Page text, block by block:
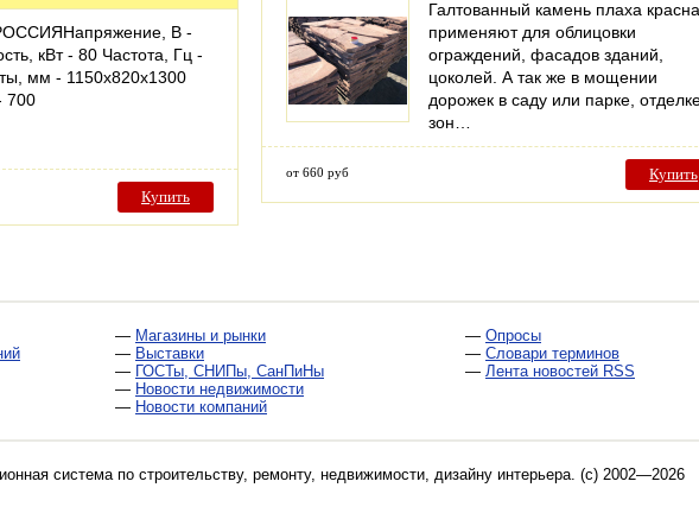
В -
кВт - 80 Частота, Гц -
мм - 1150х820х1300
700
Купить
Галтованный камень плаха
применяют для облицовки
ограждений, фасадов зданий,
цоколей. А так же в мощении
дорожек в саду или парке,
зон…
от 660 руб Купить
— Магазины и рынки
— Выставки
— ГОСТы, СНИПы, СанПиНы
— Новости недвижимости
— Новости компаний
— Опросы
— Словари терминов
— Лента новостей RSS
система по строительству, ремонту, недвижимости, дизайну интерьера. (c) 2002—2026